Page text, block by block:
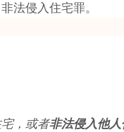
法侵入住宅罪。
，或者非法侵入他